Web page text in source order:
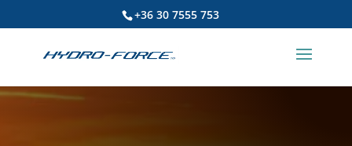
+36 30 7555 753